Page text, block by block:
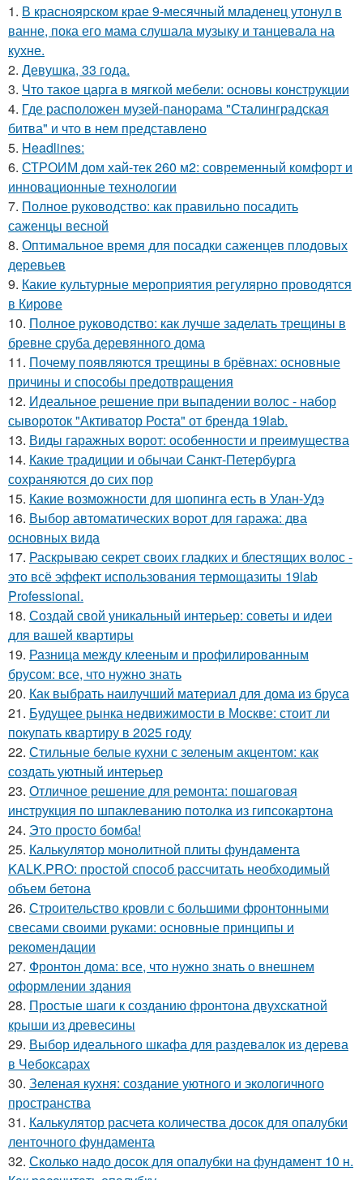
1. В красноярском крае 9-месячный младенец утонул в
ванне, пока его мама слушала музыку и танцевала на
кухне.
2. Девушка, 33 года.
3. Что такое царга в мягкой мебели: основы конструкции
4. Где расположен музей-панорама "Сталинградская
битва" и что в нем представлено
5. Headlines:
6. СТРОИМ дом хай-тек 260 м2: современный комфорт и
инновационные технологии
7. Полное руководство: как правильно посадить
саженцы весной
8. Оптимальное время для посадки саженцев плодовых
деревьев
9. Какие культурные мероприятия регулярно проводятся
в Кирове
10. Полное руководство: как лучше заделать трещины в
бревне сруба деревянного дома
11. Почему появляются трещины в брёвнах: основные
причины и способы предотвращения
12. Идеальное решение при выпадении волос - набор
сывороток "Активатор Роста" от бренда 19lab.
13. Виды гаражных ворот: особенности и преимущества
14. Какие традиции и обычаи Санкт-Петербурга
сохраняются до сих пор
15. Какие возможности для шопинга есть в Улан-Удэ
16. Выбор автоматических ворот для гаража: два
основных вида
17. Раскрываю секрет своих гладких и блестящих волос -
это всё эффект использования термощазиты 19lab
Professional.
18. Создай свой уникальный интерьер: советы и идеи
для вашей квартиры
19. Разница между клееным и профилированным
брусом: все, что нужно знать
20. Как выбрать наилучший материал для дома из бруса
21. Будущее рынка недвижимости в Москве: стоит ли
покупать квартиру в 2025 году
22. Стильные белые кухни с зеленым акцентом: как
создать уютный интерьер
23. Отличное решение для ремонта: пошаговая
инструкция по шпаклеванию потолка из гипсокартона
24. Это просто бомба!
25. Калькулятор монолитной плиты фундамента
KALK.PRO: простой способ рассчитать необходимый
объем бетона
26. Строительство кровли с большими фронтонными
свесами своими руками: основные принципы и
рекомендации
27. Фронтон дома: все, что нужно знать о внешнем
оформлении здания
28. Простые шаги к созданию фронтона двухскатной
крыши из древесины
29. Выбор идеального шкафа для раздевалок из дерева
в Чебоксарах
30. Зеленая кухня: создание уютного и экологичного
пространства
31. Калькулятор расчета количества досок для опалубки
ленточного фундамента
32. Сколько надо досок для опалубки на фундамент 10 н.